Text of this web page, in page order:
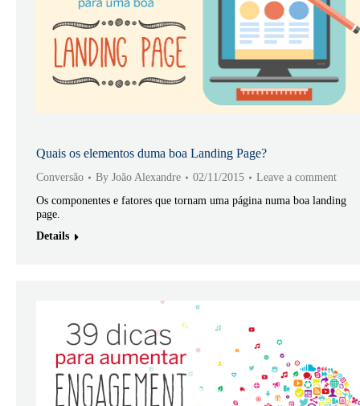
Quais os elementos duma boa Landing Page?
Conversão By João Alexandre 02/11/2015
Leave a comment
Os componentes e fatores que tornam uma página numa boa landing
page.
Details